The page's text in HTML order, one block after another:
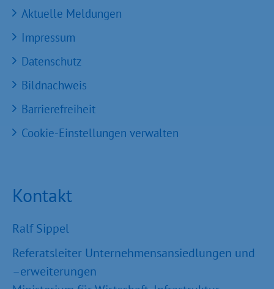
Aktuelle Meldungen
Impressum
Datenschutz
Bildnachweis
Barrierefreiheit
Cookie-Einstellungen verwalten
Kontakt
Ralf Sippel
Referatsleiter Unternehmensansiedlungen und
–erweiterungen